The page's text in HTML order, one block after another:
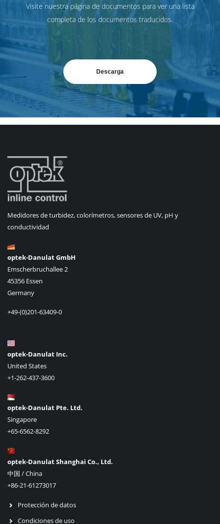
Visite nuestrapágina de documentos para ver una lista
completa de los documentos traducidos.
Descarga
Medidores de turbidez, colorímetros, sensores de UV, pH y
conductividad
optek-Danulat GmbH
Emscherbruchallee 2
45356 Essen
Germany
+49-(0)201-63409-0
optek-Danulat Inc.
United States
+1-262-437-3600
optek-Danulat Pte. Ltd.
Singapore
+65-6562-8292
optek-Danulat Shanghai Co., Ltd.
中国 / China
+86-21-61273017
Protección de datos
Condiciones de uso